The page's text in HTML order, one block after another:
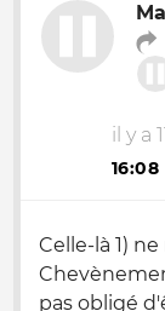
il y a
16:08
Celle-là 1)
pas obligé